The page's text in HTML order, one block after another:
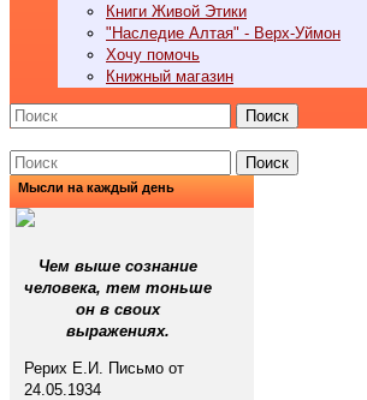
Книги Живой Этики
"Наследие Алтая" - Верх-Уймон
Хочу помочь
Книжный магазин
Поиск
Поиск
Мысли на каждый день
Чем выше сознание
человека, тем тоньше
он в своих
выражениях.
Рерих Е.И. Письмо от
24.05.1934